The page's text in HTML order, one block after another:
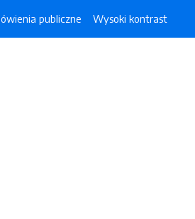
publiczne Wysoki kontrast